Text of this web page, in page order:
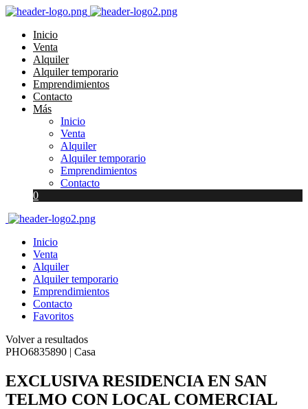
Inicio
Venta
Alquiler
Alquiler temporario
Emprendimientos
Contacto
Más
Inicio
Venta
Alquiler
Alquiler temporario
Emprendimientos
Contacto
0
Inicio
Venta
Alquiler
Alquiler temporario
Emprendimientos
Contacto
Favoritos
Volver a resultados
PHO6835890 | Casa
EXCLUSIVA RESIDENCIA EN SAN
TELMO CON LOCAL COMERCIAL